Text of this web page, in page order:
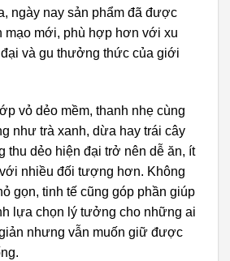
ngày nay sản phẩm đã được
mạo mới, phù hợp hơn với xu
và gu thưởng thức của giới
vỏ dẻo mềm, thanh nhẹ cùng
như trà xanh, dừa hay trái cây
thu dẻo hiện đại trở nên dễ ăn, ít
nhiều đối tượng hơn. Không
gọn, tinh tế cũng góp phần giúp
lựa chọn lý tưởng cho những ai
nhưng vẫn muốn giữ được